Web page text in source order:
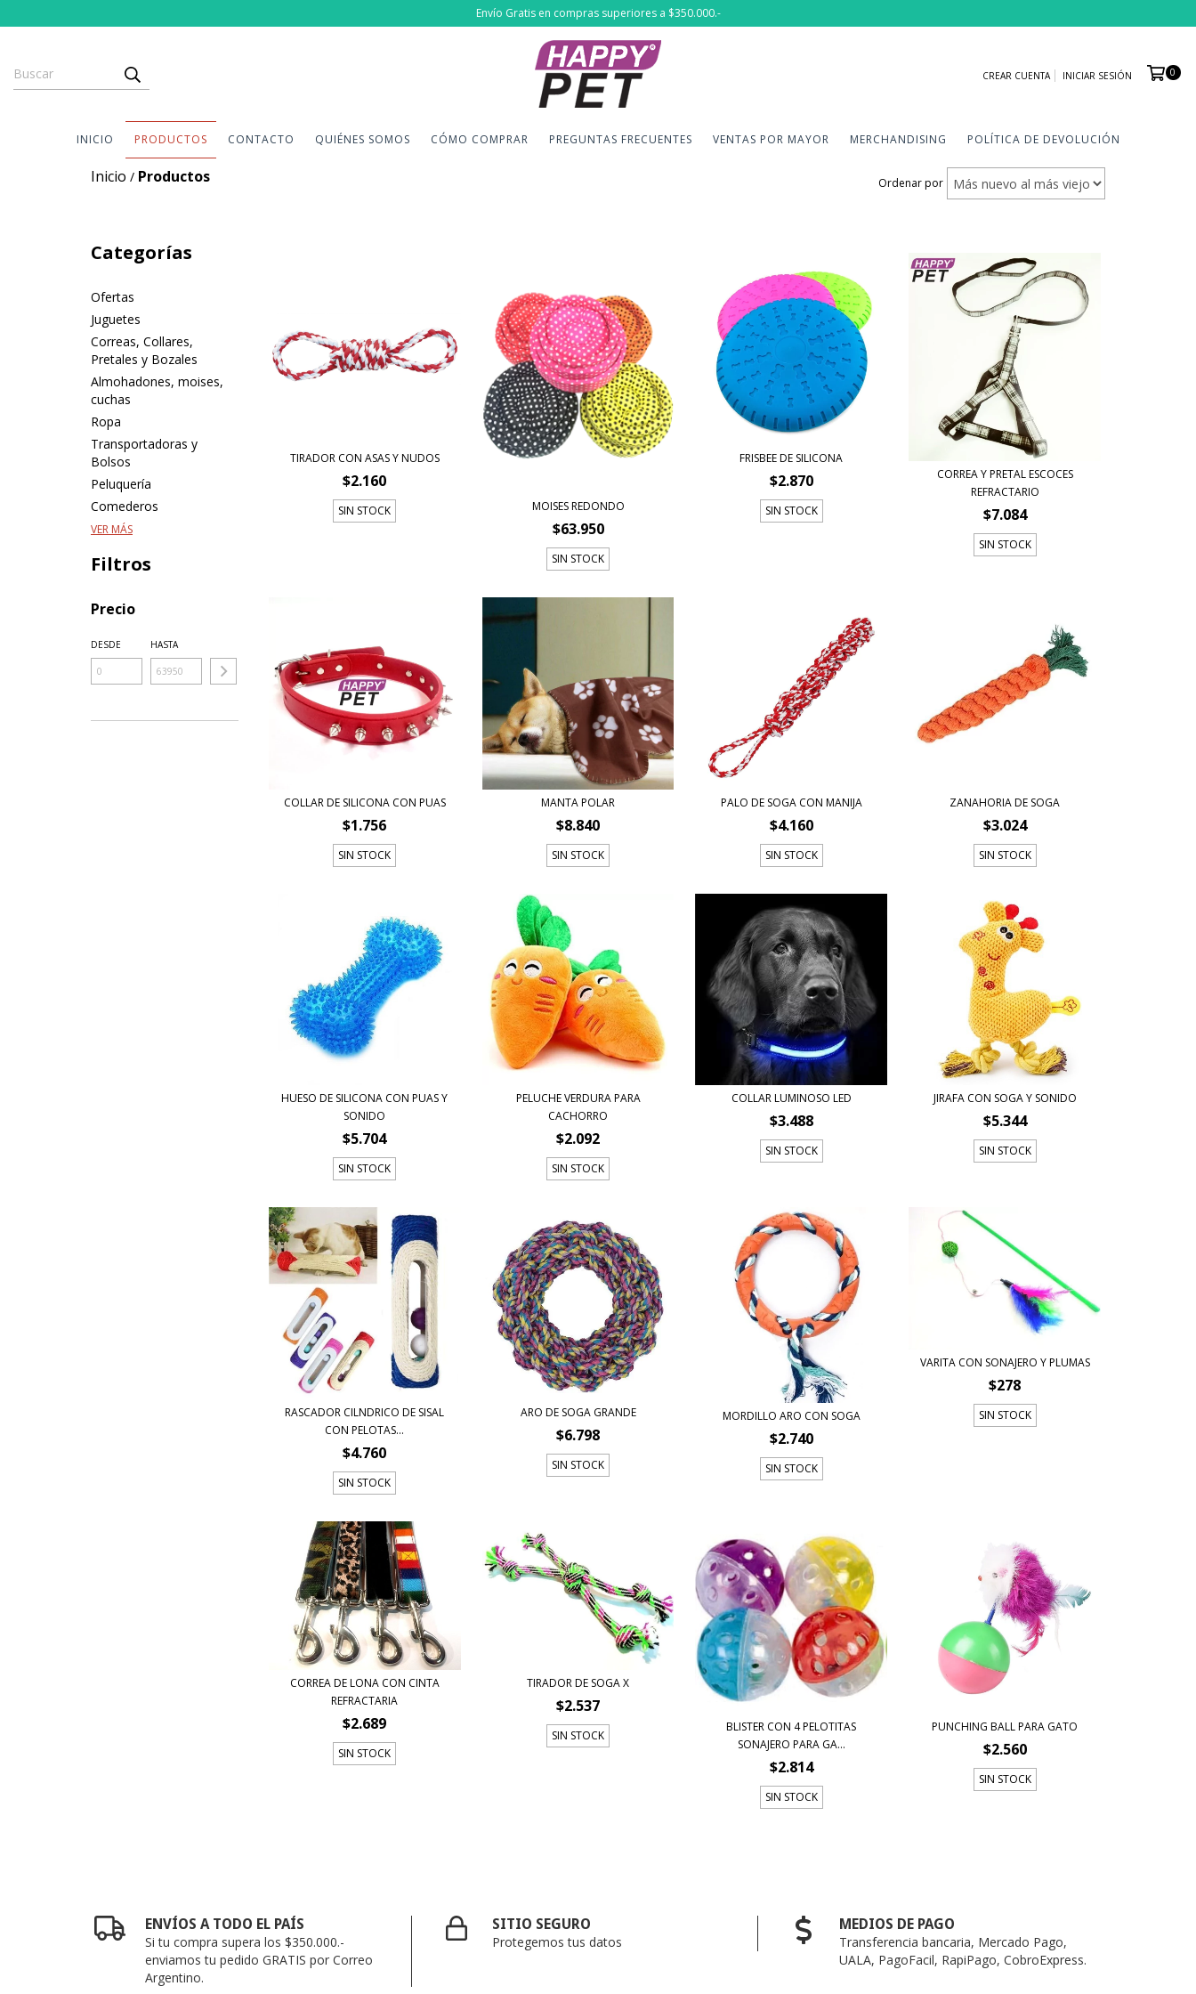
Envío Gratis en compras superiores a $350.000.-
CREAR CUENTA INICIAR SESIÓN 0
INICIO PRODUCTOS CONTACTO QUIÉNES SOMOS CÓMO COMPRAR PREGUNTAS FRECUENTES VENTAS POR MAYOR MERCHANDISING POLÍTICA DE DEVOLUCIÓN
Inicio / Productos Ordenar por
Categorías
Ofertas
Juguetes
Correas, Collares,
Pretales y Bozales
Almohadones, moises,
cuchas
Ropa
Transportadoras y
Bolsos
Peluquería
Comederos
VER MÁS
Filtros
Precio
DESDE HASTA
TIRADOR CON ASAS Y NUDOS
$2.160
SIN STOCK MOISES REDONDO
$63.950
SIN STOCK
FRISBEE DE SILICONA
$2.870
SIN STOCK
CORREA Y PRETAL ESCOCES
REFRACTARIO
$7.084
SIN STOCK
COLLAR DE SILICONA CON PUAS
$1.756
SIN STOCK
MANTA POLAR
$8.840
SIN STOCK
PALO DE SOGA CON MANIJA
$4.160
SIN STOCK
ZANAHORIA DE SOGA
$3.024
SIN STOCK
HUESO DE SILICONA CON PUAS Y
SONIDO
$5.704
SIN STOCK
PELUCHE VERDURA PARA
CACHORRO
$2.092
SIN STOCK
COLLAR LUMINOSO LED
$3.488
SIN STOCK
JIRAFA CON SOGA Y SONIDO
$5.344
SIN STOCK
RASCADOR CIL­NDRICO DE SISAL
CON PELOTAS...
$4.760
SIN STOCK
ARO DE SOGA GRANDE
$6.798
SIN STOCK
MORDILLO ARO CON SOGA
$2.740
SIN STOCK
VARITA CON SONAJERO Y PLUMAS
$278
SIN STOCK
CORREA DE LONA CON CINTA
REFRACTARIA
$2.689
SIN STOCK
TIRADOR DE SOGA X
$2.537
SIN STOCK
BLISTER CON 4 PELOTITAS
SONAJERO PARA GA...
$2.814
SIN STOCK
PUNCHING BALL PARA GATO
$2.560
SIN STOCK
ENVÍOS A TODO EL PAÍS
Si tu compra supera los $350.000.-
enviamos tu pedido GRATIS por Correo
Argentino.
SITIO SEGURO
Protegemos tus datos
MEDIOS DE PAGO
Transferencia bancaria, Mercado Pago,
UALA, PagoFacil, RapiPago, CobroExpress.